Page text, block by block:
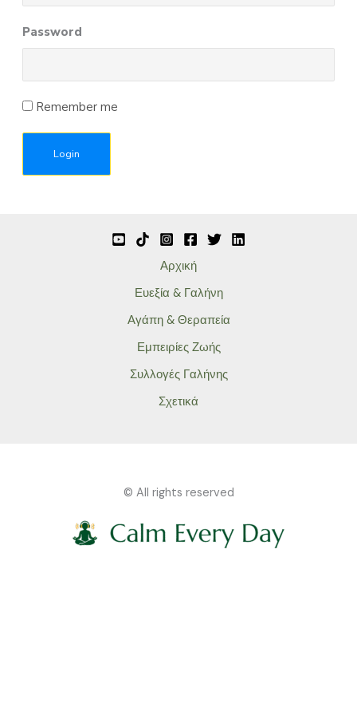
Password
Remember me
Αρχική
Ευεξία & Γαλήνη
Αγάπη & Θεραπεία
Εμπειρίες Ζωής
Συλλογές Γαλήνης
Σχετικά
© All rights reserved